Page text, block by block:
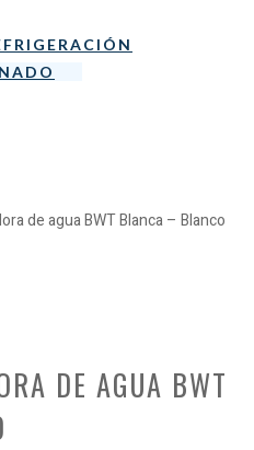
de agua BWT Blanca – Blanco
DE AGUA BWT